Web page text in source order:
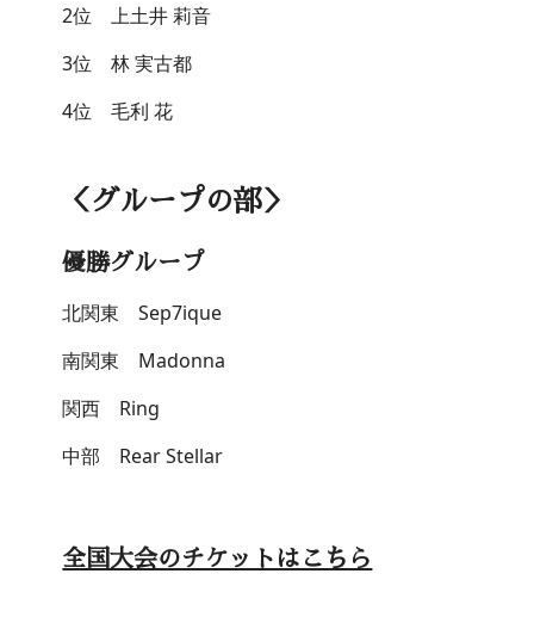
2位 上土井 莉音
3位 林 実古都
4位 毛利 花
＜グループの部＞
優勝グループ
北関東 Sep7ique
南関東 Madonna
関西 Ring
中部 Rear Stellar
全国大会のチケットはこちら